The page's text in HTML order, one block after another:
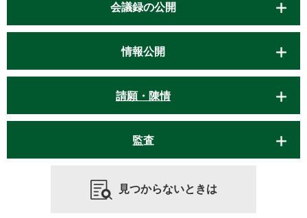
会議録の公開
情報公開
請願・陳情
監査
見つからないときは